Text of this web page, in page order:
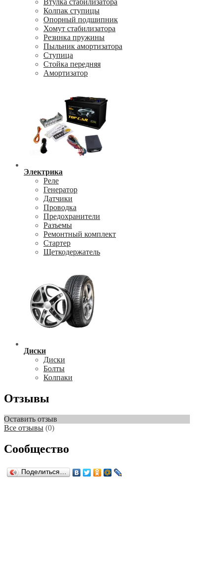
Колпак ступицы
Опорный подшипник
Хомут стабилизатора
Резинка пружины
Пыльник амортизатора
Ступица
Стойка передняя
Амортизатор
Электрика
Реле
Генератор
Датчики
Проводка
Предохранители
Разъемы
Ремонтный комплект
Стартер
Щеткодержатель
Диски
Диски
Болты
Колпаки
Отзывы
Оставить отзыв
Все отзывы (0)
Сообщество
Поделиться…